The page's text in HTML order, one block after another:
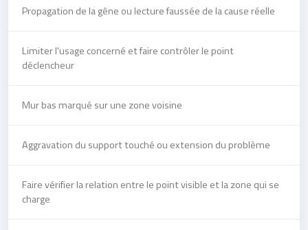
Propagation de la gêne ou lecture faussée de la cause réelle
Limiter l'usage concerné et faire contrôler le point
déclencheur
Mur bas marqué sur une zone voisine
Aggravation du support touché ou extension du problème
Faire vérifier la relation entre le point visible et la zone qui se
charge